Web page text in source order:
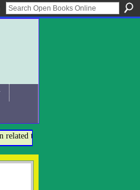
to OBO, please contact:-